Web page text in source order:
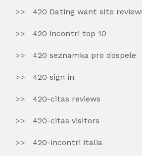
420 Dating want site
420 incontri top 10
420 seznamka pro dospele
420 sign in
420-citas reviews
420-citas visitors
420-incontri italia